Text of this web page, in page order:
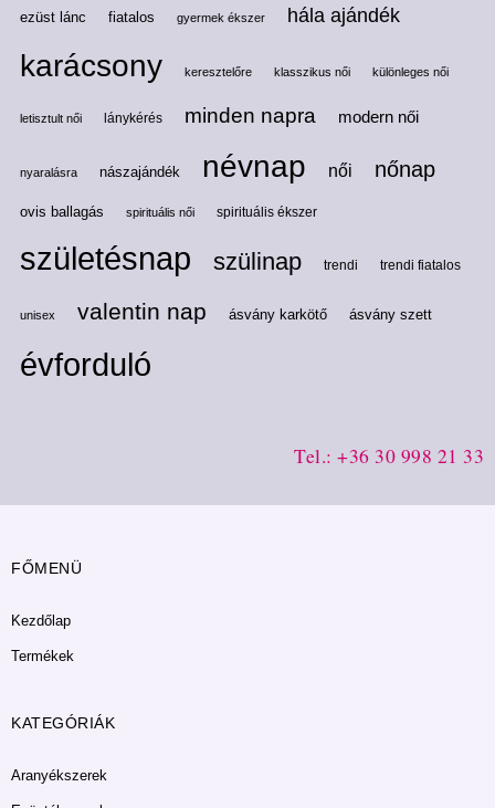
ezüst lánc fiatalos gyermek ékszer hála ajándék
karácsony keresztelőre klasszikus női különleges női
letisztult női lánykérés minden napra modern női
nyaralásra nászajándék névnap női nőnap
ovis ballagás spirituális női spirituális ékszer
születésnap szülinap trendi trendi fiatalos
unisex valentin nap ásvány karkötő ásvány szett
évforduló
Tel.: +36 30 998 21 33
FŐMENÜ
Kezdőlap
Termékek
KATEGÓRIÁK
Aranyékszerek